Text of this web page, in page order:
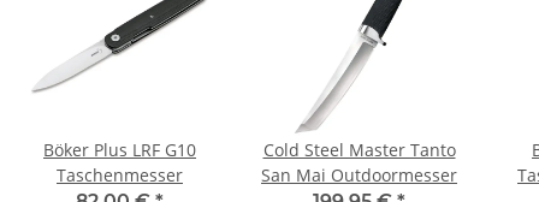
Böker Plus LRF G10
Taschenmesser
Cold Steel Master Tanto
San Mai Outdoormesser